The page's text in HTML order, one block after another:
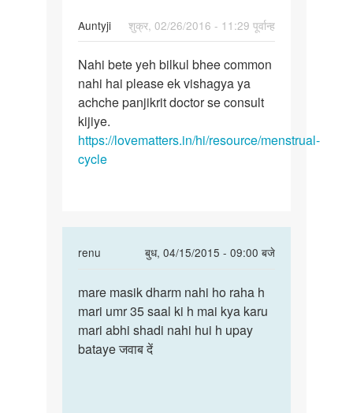
Auntyji
शुक्र, 02/26/2016 - 11:29 पूर्वान्ह
In
reply
to
Mem
meri
ko
Nahi
bete
yeh
bilkul
bhee
Nahi bete yeh bilkul bhee common
nahi hai please ek vishagya ya
achche panjikrit doctor se consult
kijiye.
https://lovematters.in/hi/resource/menstrual-
cycle
renu
बुध, 04/15/2015 - 09:00 बजे
to
mare
masik
dharm
mare
masik
dharm
nahi
mare masik dharm nahi ho raha h
mari umr 35 saal ki h mai kya karu
mari abhi shadi nahi hui h upay
bataye जवाब दें